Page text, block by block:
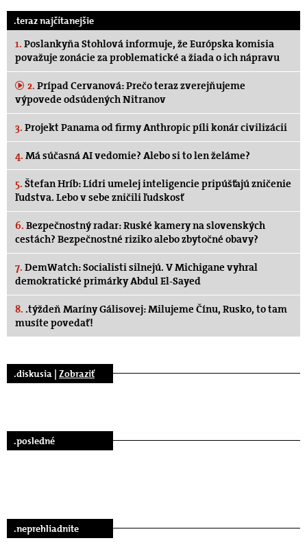
.teraz najčítanejšie
1. Poslankyňa Stohlová informuje, že Európska komisia
považuje zonácie za problematické a žiada o ich nápravu
2. Prípad Cervanová: Prečo teraz zverejňujeme
výpovede odsúdených Nitranov
3. Projekt Panama od firmy Anthropic píli konár civilizácii
4. Má súčasná AI vedomie? Alebo si to len želáme?
5. Štefan Hríb: Lídri umelej inteligencie pripúšťajú zničenie
ľudstva. Lebo v sebe zničili ľudskosť
6. Bezpečnostný radar: Ruské kamery na slovenských
cestách? Bezpečnostné riziko alebo zbytočné obavy?
7. DemWatch: Socialisti silnejú. V Michigane vyhral
demokratické primárky Abdul El-Sayed
8. .týždeň Maríny Gálisovej: Milujeme Čínu, Rusko, to tam
musíte povedať!
.diskusia | Zobraziť
.posledné
.neprehliadnite